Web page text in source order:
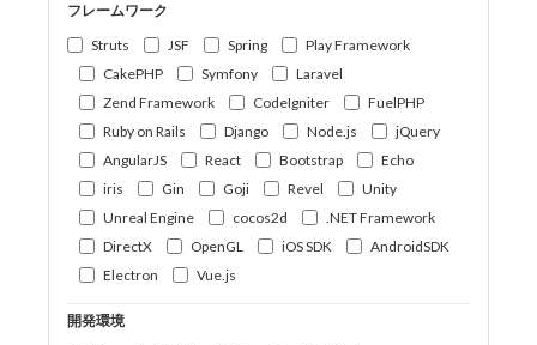
フレームワーク
Struts
JSF Spring
Play Framework
CakePHP
Symfony
Laravel
Zend Framework
CodeIgniter
FuelPHP
Ruby on Rails
Django Node.js
jQuery
AngularJS
React Bootstrap
Echo
iris
Gin Goji Revel
Unity
Unreal Engine
cocos2d
.NET Framework
DirectX
OpenGL iOS SDK
AndroidSDK
Electron
Vue.js
開発環境